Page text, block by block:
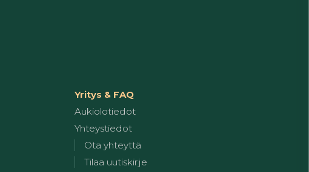
Yritys & FAQ
Aukiolotiedot
Yhteystiedot
Ota yhteyttä
Tilaa uutiskirje